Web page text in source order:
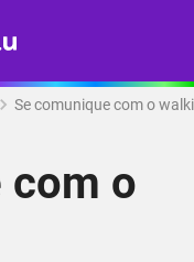
Se comunique com o
com o